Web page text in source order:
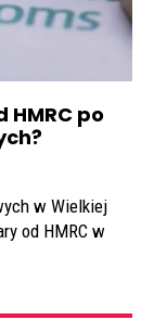
po
w Wielkiej
od HMRC w